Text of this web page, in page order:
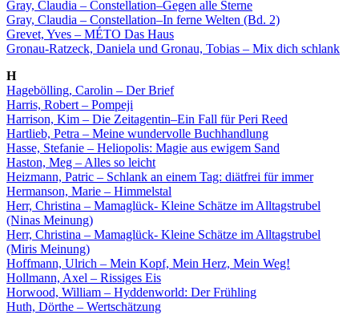
Gray, Claudia – Constellation–Gegen alle Sterne
Gray, Claudia – Constellation–In ferne Welten (Bd. 2)
Grevet, Yves – MÉTO Das Haus
Gronau-Ratzeck, Daniela und Gronau, Tobias – Mix dich schlank
H
Hagebölling, Carolin – Der Brief
Harris, Robert – Pompeji
Harrison, Kim – Die Zeitagentin–Ein Fall für Peri Reed
Hartlieb, Petra – Meine wundervolle Buchhandlung
Hasse, Stefanie – Heliopolis: Magie aus ewigem Sand
Haston, Meg – Alles so leicht
Heizmann, Patric – Schlank an einem Tag: diätfrei für immer
Hermanson, Marie – Himmelstal
Herr, Christina – Mamaglück- Kleine Schätze im Alltagstrubel
(Ninas Meinung)
Herr, Christina – Mamaglück- Kleine Schätze im Alltagstrubel
(Miris Meinung)
Hoffmann, Ulrich – Mein Kopf, Mein Herz, Mein Weg!
Hollmann, Axel – Rissiges Eis
Horwood, William – Hyddenworld: Der Frühling
Huth, Dörthe – Wertschätzung